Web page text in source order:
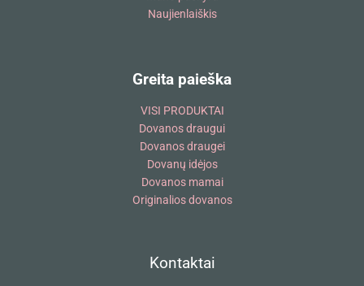
Naujienlaiškis
Greita paieška
VISI PRODUKTAI
Dovanos draugui
Dovanos draugei
Dovanų idėjos
Dovanos mamai
Originalios dovanos
Kontaktai